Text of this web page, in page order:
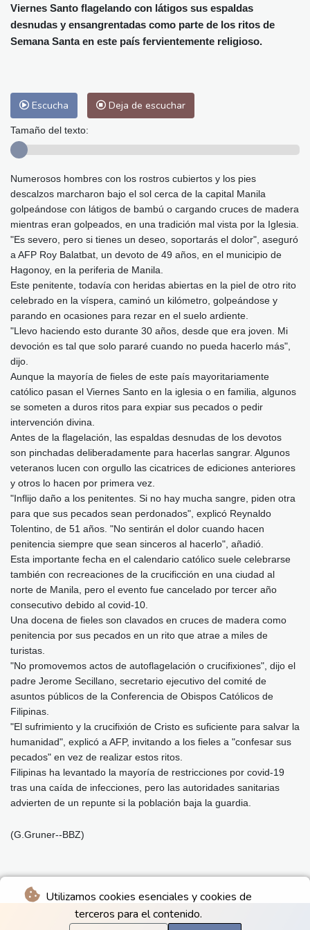
Utilizamos cookies esenciales y cookies de
terceros para el contenido.
Alicante
33 °C Córdoba
37 °C
Málaga
32 °C Murcia
34 °C
Las Palmas de Gran Canaria
26 °C
San José
37 °C Asunción
Panama City
26 °C
Viernes Santo flagelando con látigos sus espaldas
desnudas y ensangrentadas como parte de los ritos de
Semana Santa en este país fervientemente religioso.
Escucha Deja de escuchar
Tamaño del texto:
Numerosos hombres con los rostros cubiertos y los pies
descalzos marcharon bajo el sol cerca de la capital Manila
golpeándose con látigos de bambú o cargando cruces de madera
mientras eran golpeados, en una tradición mal vista por la Iglesia.
"Es severo, pero si tienes un deseo, soportarás el dolor", aseguró
a AFP Roy Balatbat, un devoto de 49 años, en el municipio de
Hagonoy, en la periferia de Manila.
Este penitente, todavía con heridas abiertas en la piel de otro rito
celebrado en la víspera, caminó un kilómetro, golpeándose y
parando en ocasiones para rezar en el suelo ardiente.
"Llevo haciendo esto durante 30 años, desde que era joven. Mi
devoción es tal que solo pararé cuando no pueda hacerlo más",
dijo.
Aunque la mayoría de fieles de este país mayoritariamente
católico pasan el Viernes Santo en la iglesia o en familia, algunos
se someten a duros ritos para expiar sus pecados o pedir
intervención divina.
Antes de la flagelación, las espaldas desnudas de los devotos
son pinchadas deliberadamente para hacerlas sangrar. Algunos
veteranos lucen con orgullo las cicatrices de ediciones anteriores
y otros lo hacen por primera vez.
"Inflijo daño a los penitentes. Si no hay mucha sangre, piden otra
para que sus pecados sean perdonados", explicó Reynaldo
Tolentino, de 51 años. "No sentirán el dolor cuando hacen
penitencia siempre que sean sinceros al hacerlo", añadió.
Esta importante fecha en el calendario católico suele celebrarse
también con recreaciones de la crucificción en una ciudad al
norte de Manila, pero el evento fue cancelado por tercer año
consecutivo debido al covid-10.
Una docena de fieles son clavados en cruces de madera como
penitencia por sus pecados en un rito que atrae a miles de
turistas.
"No promovemos actos de autoflagelación o crucifixiones", dijo el
padre Jerome Secillano, secretario ejecutivo del comité de
asuntos públicos de la Conferencia de Obispos Católicos de
Filipinas.
"El sufrimiento y la crucifixión de Cristo es suficiente para salvar la
humanidad", explicó a AFP, invitando a los fieles a "confesar sus
pecados" en vez de realizar estos ritos.
Filipinas ha levantado la mayoría de restricciones por covid-19
tras una caída de infecciones, pero las autoridades sanitarias
advierten de un repunte si la población baja la guardia.
(G.Gruner--BBZ)